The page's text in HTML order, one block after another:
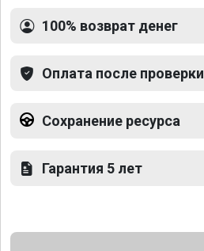
100% возврат денег
Оплата после проверки
Сохранение ресурса
Гарантия 5 лет